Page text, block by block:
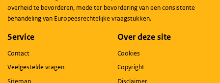
overheid te bevorderen, mede ter bevordering van een consistente
behandeling van Europeesrechtelijke vraagstukken.
Service
Contact
Veelgestelde vragen
Over deze site
Cookies
Copyright